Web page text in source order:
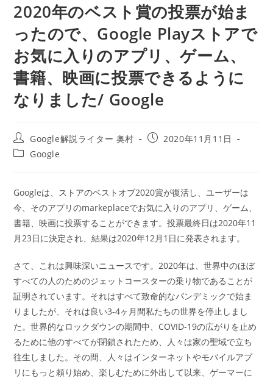
2020年のベスト賞の投票が始ま
ったので、Google Playストアで
お気に入りのアプリ、ゲーム、
書籍、映画に投票できるように
なりました/ Google
投
稿
者:
Google解説ライター 奥村
投
2020年11月11日
投
テ
ゴ
リ
ー:
Google
Googleは、ストアのベストオブ2020賞が復活し、ユーザーは
今、そのアプリのmarkeplaceでお気に入りのアプリ、ゲーム、
書籍、映画に投票することができます。投票最終日は2020年11
月23日に決定され、結果は2020年12月1日に発表されます。
さて、これは興味深いニュースです。2020年は、世界中のほぼ
すべての人のためのジェットコースターの乗り物であることが
証明されています。それはすべて致命的なパンデミックで始ま
りましたが、それは良い3-4ヶ月間私たちの世界を停止しまし
た。世界的なロックダウンの期間中、COVID-19の広がりを止め
るために他のすべてが閉鎖されたため、人々は家の聖域で立ち
往生しました。その間、人々はインターネットやモバイルアプ
リにもっと頼り始め、楽しむために外出して以来、ゲーマーに